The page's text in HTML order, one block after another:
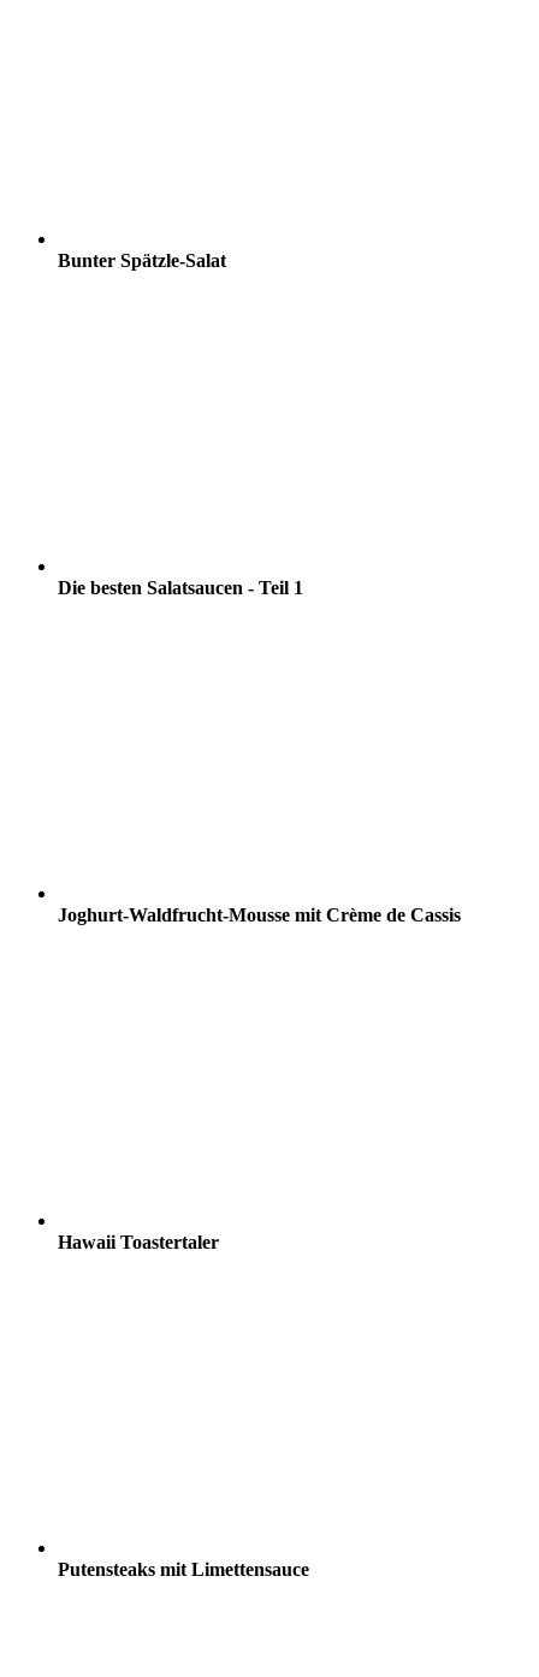
Bunter Spätzle-Salat
Die besten Salatsaucen - Teil 1
Joghurt-Waldfrucht-Mousse mit Crème de Cassis
Hawaii Toastertaler
Putensteaks mit Limettensauce